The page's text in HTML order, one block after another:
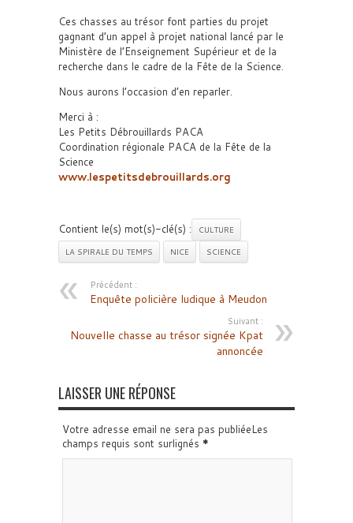
Ces chasses au trésor font parties du projet
gagnant d’un appel à projet national lancé par le
Ministère de l’Enseignement Supérieur et de la
recherche dans le cadre de la Fête de la Science.
Nous aurons l’occasion d’en reparler.
Merci à :
Les Petits Débrouillards PACA
Coordination régionale PACA de la Fête de la
Science
www.lespetitsdebrouillards.org
Contient le(s) mot(s)-clé(s) :
CULTURE
LA SPIRALE DU TEMPS
NICE SCIENCE
Précédent :
Enquête policière ludique à Meudon
Suivant :
Nouvelle chasse au trésor signée Kpat
annoncée
LAISSER UNE RÉPONSE
Votre adresse email ne sera pas publiéeLes
champs requis sont surlignés *